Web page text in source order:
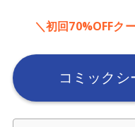
＼初回70%OFFク
コミック